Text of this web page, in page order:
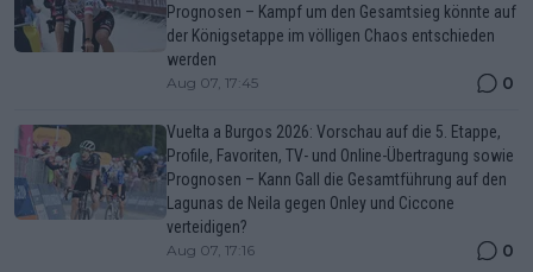
Prognosen – Kampf um den Gesamtsieg könnte auf
der Königsetappe im völligen Chaos entschieden
werden
Aug 07, 17:45 0
Vuelta a Burgos 2026: Vorschau auf die 5. Etappe,
Profile, Favoriten, TV- und Online-Übertragung sowie
Prognosen – Kann Gall die Gesamtführung auf den
Lagunas de Neila gegen Onley und Ciccone
verteidigen?
Aug 07, 17:16 0